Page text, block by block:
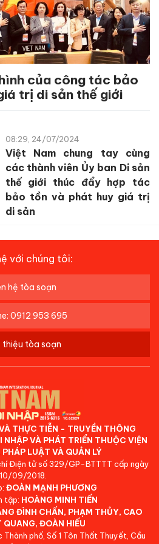
của công tác bảo
trị di sản thế giới
08:29, 24/07/2024
Việt Nam chung tay cùng
các thành viên Ủy ban Di sản
thế giới thúc đẩy hợp tác
bảo tồn và phát huy giá trị
di sản
với chúng tôi:
hệ tòa soạn
0912 953 695
thiệu tòa soạn
THỰC TIỄN - TRUYỀN THÔNG
VÀ PHÁT TRIỂN THUỘC VIỆN
LUẬT VÀ QUẢN LÝ
Điện tử số 329/GP-BTTTT cấp ngày
10/09/2018.
ĐOÀN MẠNH PHƯƠNG
tập: HOÀNG MINH TIẾN
ĐÌNH CHẤN, PHẠM THỦY, CAO
QUANG, ĐOÀN HIẾU
phố, Số 1 Tôn Thất Thuyết, Cầu